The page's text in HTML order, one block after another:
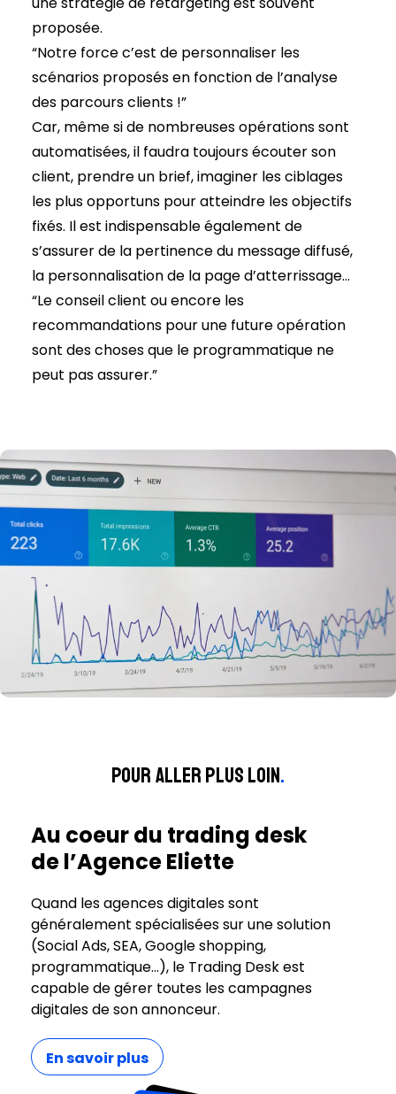
proposée.
“Notre force c’est de personnaliser les
scénarios proposés en fonction de l’analyse
des parcours clients !”
Car, même si de nombreuses opérations sont
automatisées, il faudra toujours écouter son
client, prendre un brief, imaginer les ciblages
les plus opportuns pour atteindre les objectifs
fixés. Il est indispensable également de
s’assurer de la pertinence du message diffusé,
la personnalisation de la page d’atterrissage…
“Le conseil client ou encore les
recommandations pour une future opération
sont des choses que le programmatique ne
peut pas assurer.”
Pour aller plus loin.
Au coeur du trading desk
de l’Agence Eliette
Quand les agences digitales sont
généralement spécialisées sur une solution
(Social Ads, SEA, Google shopping,
programmatique...), le Trading Desk est
capable de gérer toutes les campagnes
digitales de son annonceur.
En savoir plus